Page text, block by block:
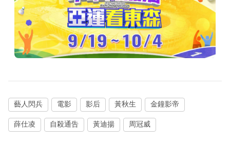
藝人閃兵 電影 影后 黃秋生 金鐘影帝
薛仕凌 自殺通告 黃迪揚 周冠威